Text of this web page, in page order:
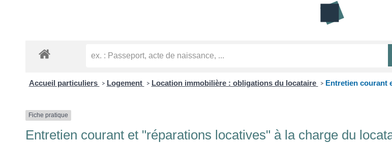
Accueil particuliers > Logement > Location immobilière : obligations du locataire > Entretien courant
Fiche pratique
Entretien courant et "réparations locatives" à la charge du